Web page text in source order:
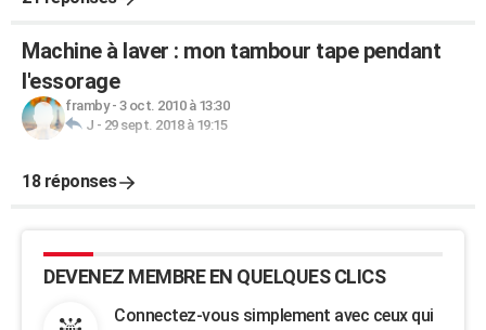
Machine à laver : mon tambour tape pendant
l'essorage
framby- 3 oct. 2010 à 13:30
J - 29 sept. 2018 à 19:15
18 réponses
DEVENEZ MEMBRE EN QUELQUES CLICS
Connectez-vous simplement avec ceux qui